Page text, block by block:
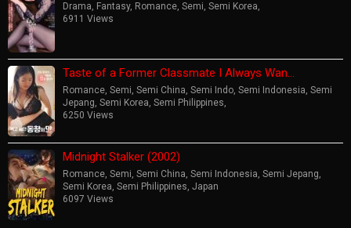
Drama, Fantasy, Romance, Semi, Semi Korea,
6911 Views
Taste of a Former Classmate I Always Wan…
Romance, Semi, Semi China, Semi Indo, Semi Indonesia, Semi
Jepang, Semi Korea, Semi Philippines,
6250 Views
Midnight Stalker (2002)
Romance, Semi, Semi China, Semi Indonesia, Semi Jepang,
Semi Korea, Semi Philippines, Japan
6097 Views